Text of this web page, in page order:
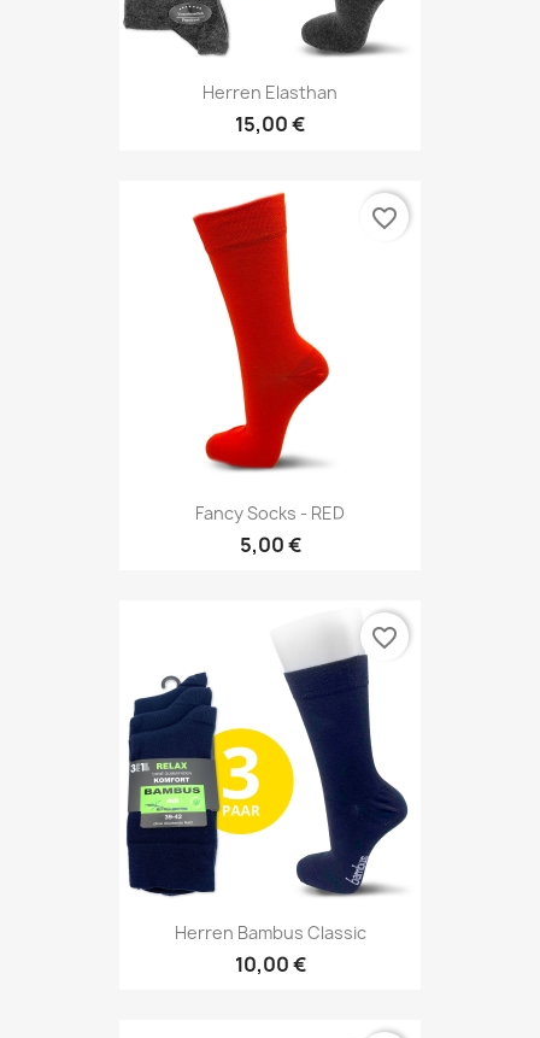
Herren Elasthan
15,00 €
Fancy Socks - RED
5,00 €
favorite_border
Herren Bambus Classic
10,00 €
favorite_border